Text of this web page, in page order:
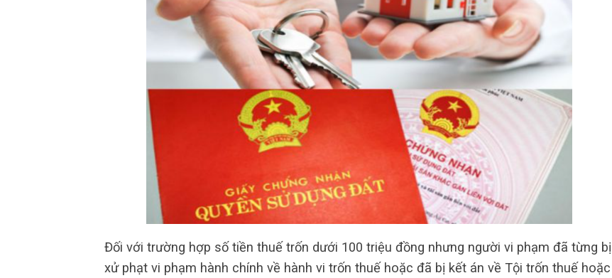
Đối với trường hợp số tiền thuế trốn dưới 100 triệu đồng nhưng người vi phạm đã từng bị
xử phạt vi phạm hành chính về hành vi trốn thuế hoặc đã bị kết án về Tội trốn thuế hoặc